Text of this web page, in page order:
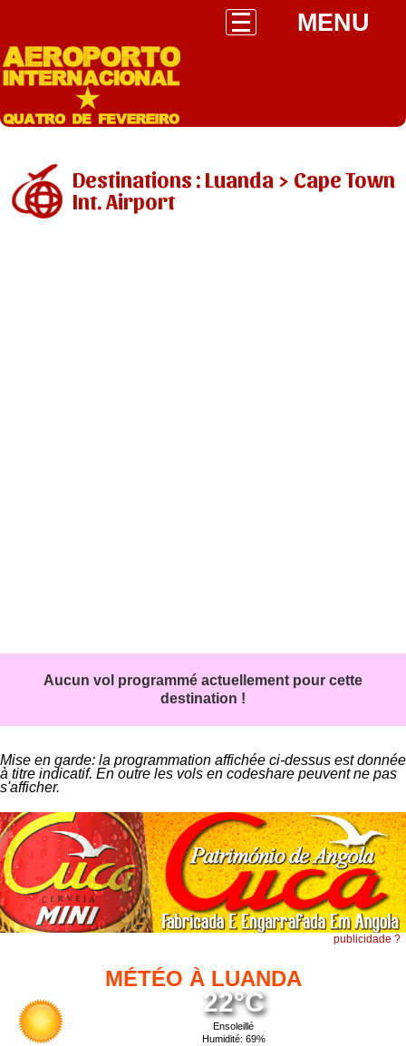
MENU
Destinations : Luanda > Cape Town
Int. Airport
Aucun vol programmé actuellement pour cette
destination !
Mise en garde: la programmation affichée ci-dessus est donnée
à titre indicatif. En outre les vols en codeshare peuvent ne pas
s'afficher.
publicidade ?
MÉTÉO À LUANDA
22°C
Ensoleillé
Humidité: 69%